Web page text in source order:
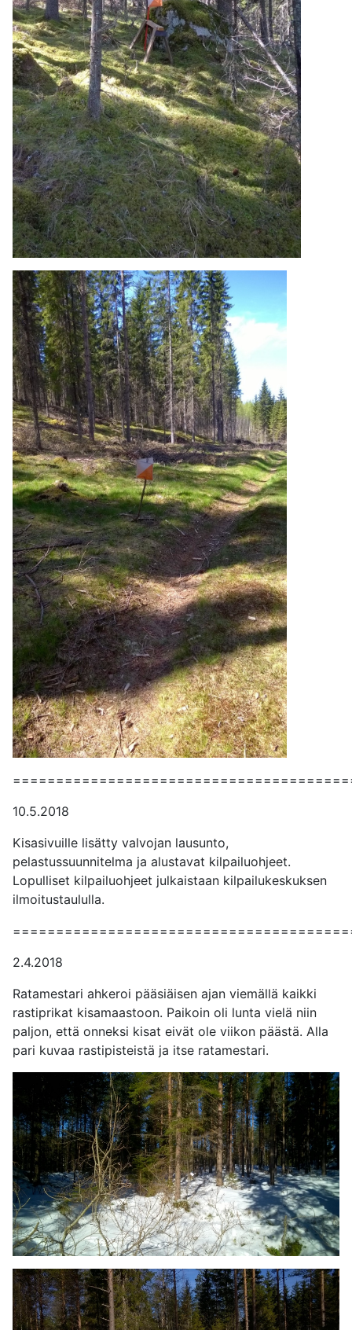
10.5.2018
Kisasivuille lisätty valvojan lausunto,
pelastussuunnitelma ja alustavat kilpailuohjeet.
Lopulliset kilpailuohjeet julkaistaan kilpailukeskuksen
ilmoitustaululla.
2.4.2018
Ratamestari ahkeroi pääsiäisen ajan viemällä kaikki
rastiprikat kisamaastoon. Paikoin oli lunta vielä niin
paljon, että onneksi kisat eivät ole viikon päästä. Alla
pari kuvaa rastipisteistä ja itse ratamestari.